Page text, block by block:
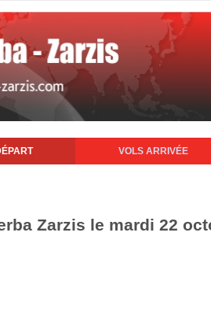
VOLS ARRIVÉE
Zarzis le mardi 22